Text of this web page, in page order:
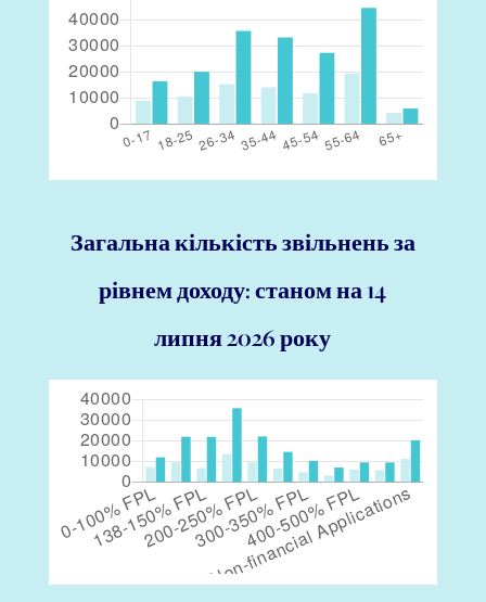
Загальна кількість звільнень за
рівнем доходу: станом на 14
липня 2026 року